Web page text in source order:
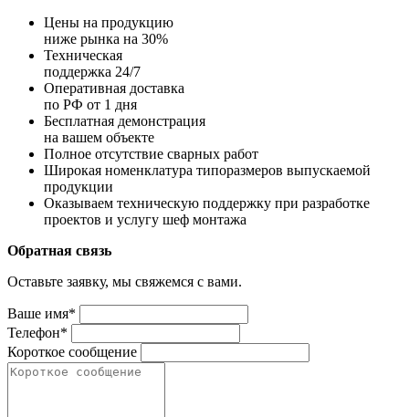
Цены на продукцию
ниже рынка на 30%
Техническая
поддержка 24/7
Оперативная доставка
по РФ от 1 дня
Бесплатная демонстрация
на вашем объекте
Полное отсутствие сварных работ
Широкая номенклатура типоразмеров выпускаемой
продукции
Оказываем техническую поддержку при разработке
проектов и услугу шеф монтажа
Обратная связь
Оставьте заявку, мы свяжемся с вами.
Ваше имя*
Телефон*
Короткое сообщение